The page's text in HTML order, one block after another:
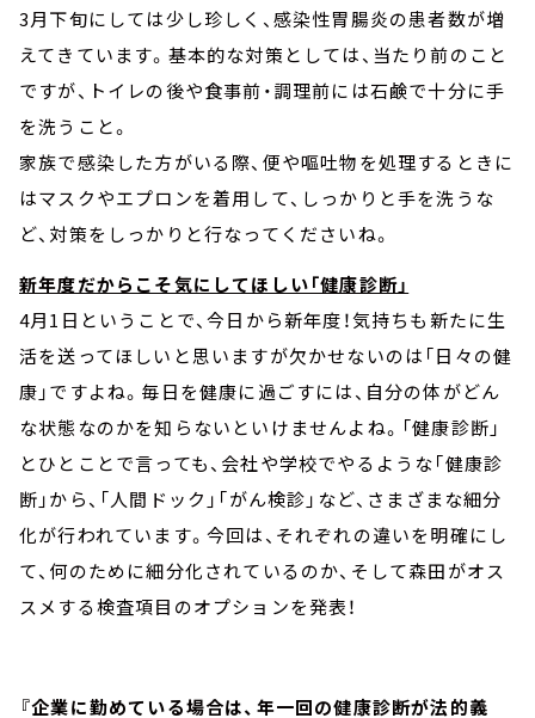
3月下旬にしては少し珍しく、感染性胃腸炎の患者数が増
えてきています。基本的な対策としては、当たり前のこと
ですが、トイレの後や食事前・調理前には石鹸で十分に手
を洗うこと。
家族で感染した方がいる際、便や嘔吐物を処理するときに
はマスクやエプロンを着用して、しっかりと手を洗うな
ど、対策をしっかりと行なってくださいね。
新年度だからこそ気にしてほしい「健康診断」
4月1日ということで、今日から新年度！気持ちも新たに生
活を送ってほしいと思いますが欠かせないのは「日々の健
康」ですよね。毎日を健康に過ごすには、自分の体がどん
な状態なのかを知らないといけませんよね。「健康診断」
とひとことで言っても、会社や学校でやるような「健康診
断」から、「人間ドック」「がん検診」など、さまざまな細分
化が行われています。今回は、それぞれの違いを明確にし
て、何のために細分化されているのか、そして森田がオス
スメする検査項目のオプションを発表！
『企業に勤めている場合は、年一回の健康診断が法的義